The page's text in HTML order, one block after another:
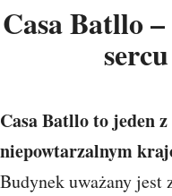
Casa Batllo
Casa Batllo to jeden
niepowtarzalnym
Budynek uważany jest